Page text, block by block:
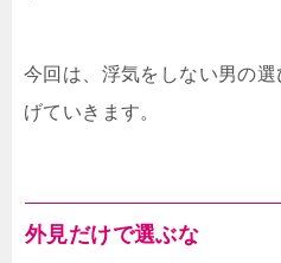
今回は、浮気をしない男の
げていきます。
外見だけで選ぶな